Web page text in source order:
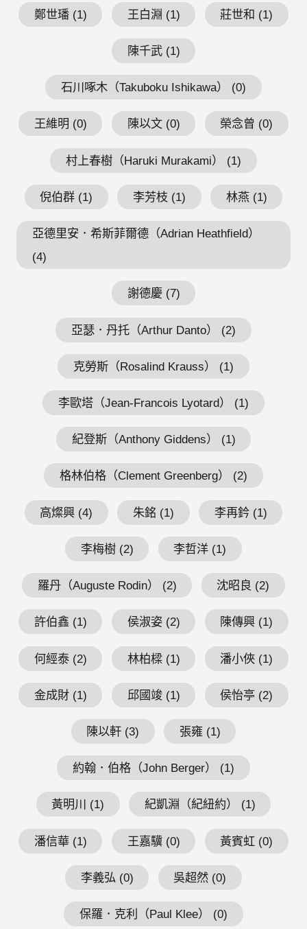
鄭世璠 (1) 王白淵 (1) 莊世和 (1)
陳千武 (1)
石川啄木（Takuboku Ishikawa） (0)
王維明 (0) 陳以文 (0) 榮念曾 (0)
村上春樹（Haruki Murakami） (1)
倪伯群 (1) 李芳枝 (1) 林燕 (1)
亞德里安．希斯菲爾德（Adrian Heathfield）
(4)
謝德慶 (7)
亞瑟．丹托（Arthur Danto） (2)
克勞斯（Rosalind Krauss） (1)
李歐塔（Jean-Francois Lyotard） (1)
紀登斯（Anthony Giddens） (1)
格林伯格（Clement Greenberg） (2)
高燦興 (4) 朱銘 (1) 李再鈐 (1)
李梅樹 (2) 李哲洋 (1)
羅丹（Auguste Rodin） (2) 沈昭良 (2)
許伯鑫 (1) 侯淑姿 (2) 陳傳興 (1)
何經泰 (2) 林柏樑 (1) 潘小俠 (1)
金成財 (1) 邱國竣 (1) 侯怡亭 (2)
陳以軒 (3) 張雍 (1)
約翰．伯格（John Berger） (1)
黃明川 (1) 紀凱淵（紀紐約） (1)
潘信華 (1) 王嘉驥 (0) 黃賓虹 (0)
李義弘 (0) 吳超然 (0)
保羅．克利（Paul Klee） (0)